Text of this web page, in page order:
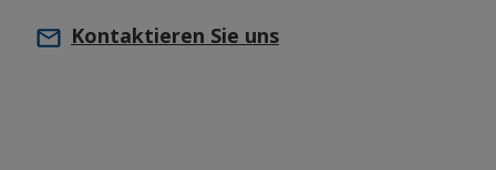
Kontaktieren Sie uns